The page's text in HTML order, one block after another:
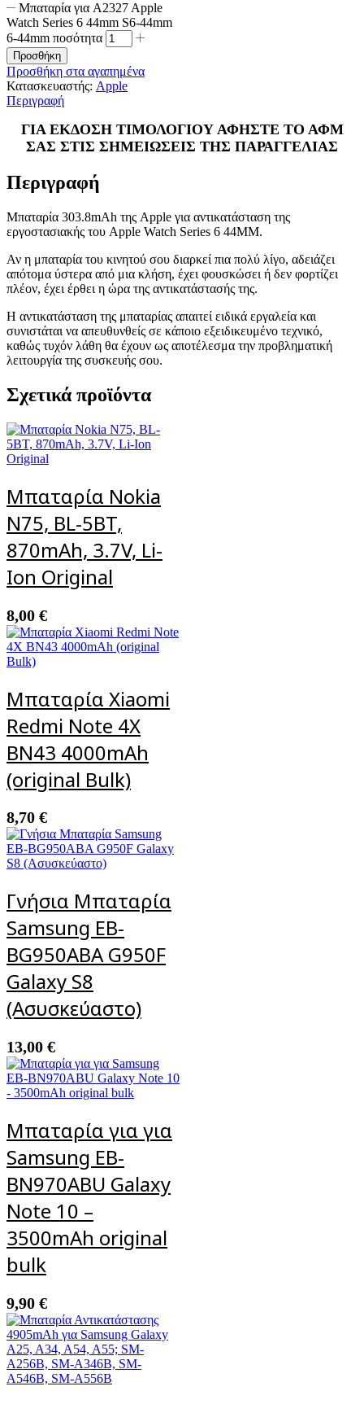
Μπαταρία για A2327 Apple
Watch Series 6 44mm S6-44mm
6-44mm ποσότητα
Προσθήκη
Προσθήκη στα αγαπημένα
Κατασκευαστής: Apple
Περιγραφή
ΓΙΑ ΕΚΔΟΣΗ ΤΙΜΟΛΟΓΙΟΥ ΑΦΗΣΤΕ ΤΟ ΑΦΜ
ΣΑΣ ΣΤΙΣ ΣΗΜΕΙΩΣΕΙΣ ΤΗΣ ΠΑΡΑΓΓΕΛΙΑΣ
Περιγραφή
Μπαταρία 303.8mAh της Apple για αντικατάσταση της
εργοστασιακής του Apple Watch Series 6 44MM.
Αν η μπαταρία του κινητού σου διαρκεί πια πολύ λίγο, αδειάζει
απότομα ύστερα από μια κλήση, έχει φουσκώσει ή δεν φορτίζει
πλέον, έχει έρθει η ώρα της αντικατάστασής της.
Η αντικατάσταση της μπαταρίας απαιτεί ειδικά εργαλεία και
συνιστάται να απευθυνθείς σε κάποιο εξειδικευμένο τεχνικό,
καθώς τυχόν λάθη θα έχουν ως αποτέλεσμα την προβληματική
λειτουργία της συσκευής σου.
Σχετικά προϊόντα
Μπαταρία Nokia
N75, BL-5BT,
870mAh, 3.7V, Li-
Ion Original
8,00 €
Μπαταρία Xiaomi
Redmi Note 4X
BN43 4000mAh
(original Bulk)
8,70 €
Γνήσια Μπαταρία
Samsung EB-
BG950ABA G950F
Galaxy S8
(Ασυσκεύαστο)
13,00 €
Μπαταρία για για
Samsung EB-
BN970ABU Galaxy
Note 10 –
3500mAh original
bulk
9,90 €